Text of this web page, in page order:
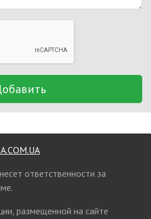
ответственности за
размещенной на сайте